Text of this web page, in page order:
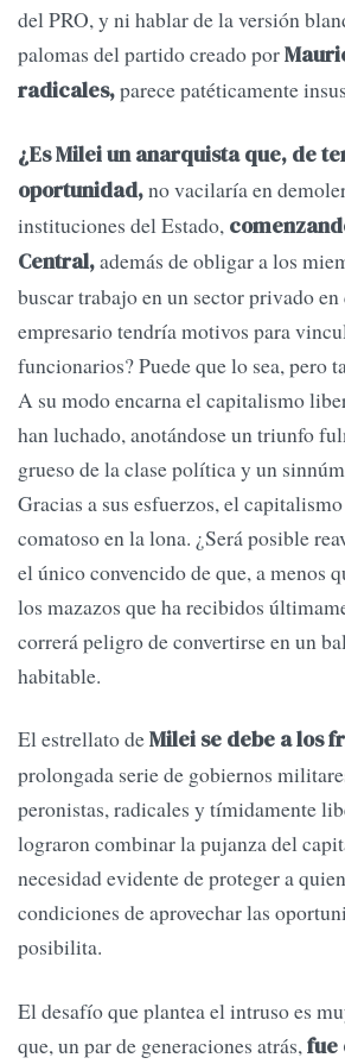
del PRO, y ni hablar de la versión
palomas del partido creado por
radicales,parece patéticamente
¿Es Milei un anarquista que, de
oportunidad,no vacilaría en
instituciones del Estado,
Central,además de obligar a los
buscar trabajo en un sector privado
empresario tendría motivos para
funcionarios? Puede que lo sea, pero
A su modo encarna el capitalismo
han luchado, anotándose un triunfo
grueso de la clase política y un
Gracias a sus esfuerzos, el
comatoso en la lona. ¿Será posible
el único convencido de que, a menos
los mazazos que ha recibidos
correrá peligro de convertirse en un
habitable.
El estrellato deMilei se debe a los
prolongada serie de gobiernos
peronistas, radicales y tímidamente
lograron combinar la pujanza del
necesidad evidente de proteger a
condiciones de aprovechar las
posibilita.
El desafío que plantea el intruso es
que, un par de generaciones atrás,fue